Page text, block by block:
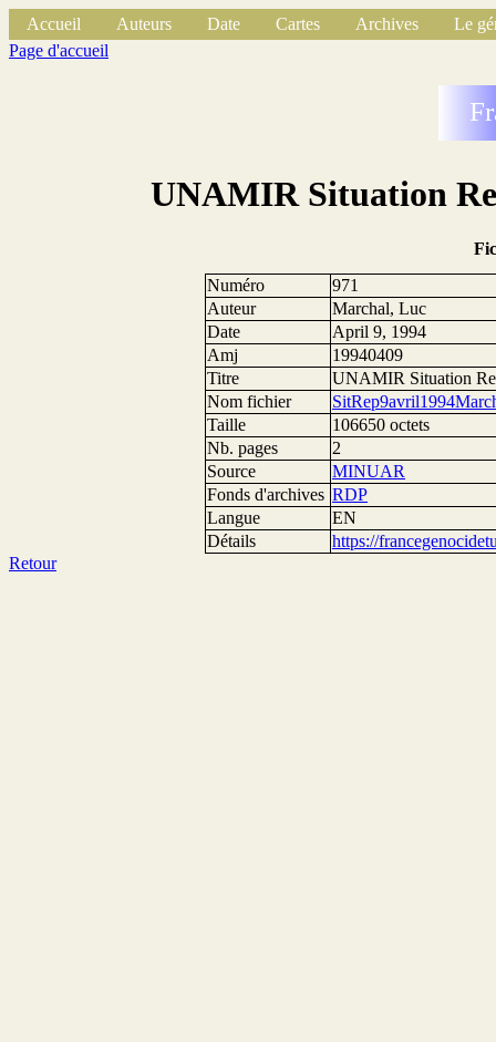
Accueil Auteurs Date Cartes Archives
Le
Page d'accueil
UNAMIR Situation
Numéro
971
Auteur
Marchal, Luc
Date
April 9, 1994
Amj
19940409
Titre
UNAMIR Situation
Nom fichier
Taille
106650 octets
Nb. pages
2
Source
MINUAR
Fonds d'archives RDP
Langue
EN
Détails
https://
Retour